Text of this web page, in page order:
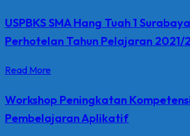
USPBKS SMA Hang Tuah 1
Perhotelan Tahun Pelajaran 2021/
Read More
Workshop Peningkatan
Pembelajaran Aplikatif